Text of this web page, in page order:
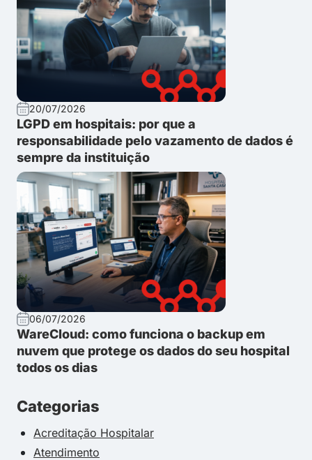
20/07/2026
LGPD em hospitais: por que a
responsabilidade pelo vazamento de dados é
sempre da instituição
06/07/2026
WareCloud: como funciona o backup em
nuvem que protege os dados do seu hospital
todos os dias
Categorias
Acreditação Hospitalar
Atendimento